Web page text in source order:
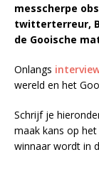
messcherpe
twitterterreur,
de Gooische
Onlangs
wereld en het
Schrijf je
maak kans op het
winnaar wordt in